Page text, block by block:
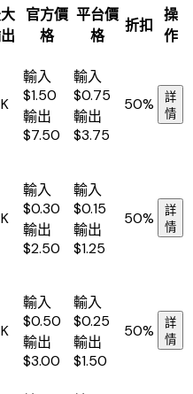
官方價
格
平台價
格
折扣
操
作
輸入
$1.50
輸出
$7.50
輸入
$0.75
輸出
$3.75
50%
詳
情
輸入
$0.30
輸出
$2.50
輸入
$0.15
輸出
$1.25
50%
詳
情
輸入
$0.50
輸出
$3.00
輸入
$0.25
輸出
$1.50
50%
詳
情